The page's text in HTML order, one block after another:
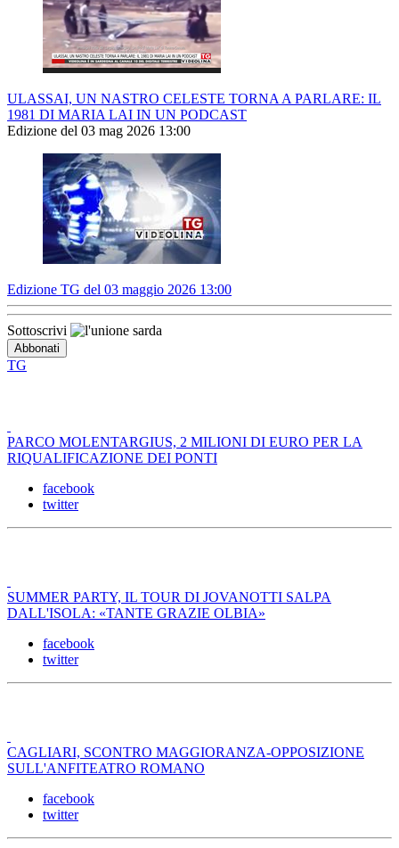
ULASSAI, UN NASTRO CELESTE TORNA A PARLARE: IL
1981 DI MARIA LAI IN UN PODCAST
Edizione del 03 mag 2026 13:00
Edizione TG del 03 maggio 2026 13:00
Sottoscrivi
TG
PARCO MOLENTARGIUS, 2 MILIONI DI EURO PER LA
RIQUALIFICAZIONE DEI PONTI
facebook
twitter
SUMMER PARTY, IL TOUR DI JOVANOTTI SALPA
DALL'ISOLA: «TANTE GRAZIE OLBIA»
facebook
twitter
CAGLIARI, SCONTRO MAGGIORANZA-OPPOSIZIONE
SULL'ANFITEATRO ROMANO
facebook
twitter